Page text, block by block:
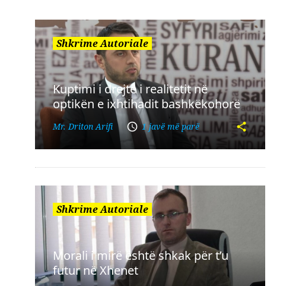
Shkrime Autoriale
Kuptimi i drejtë i realitetit në
optikën e ixhtihadit bashkëkohorë
Mr. Driton Arifi 1 javë më parë
Shkrime Autoriale
Morali i mirë është shkak për t’u
futur në Xhenet